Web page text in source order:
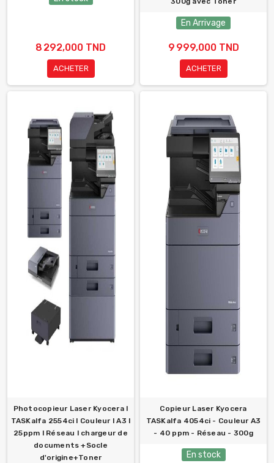
8 292,000 TND
ACHETER
En Arrivage
9 999,000 TND
ACHETER
Photocopieur Laser Kyocera l
TASKalfa 2554ci l Couleur l A3 l
25ppm l Réseau l chargeur de
documents +Socle
d'origine+Toner
Copieur Laser Kyocera
TASKalfa 4054ci - Couleur A3
- 40 ppm - Réseau - 300g
En stock